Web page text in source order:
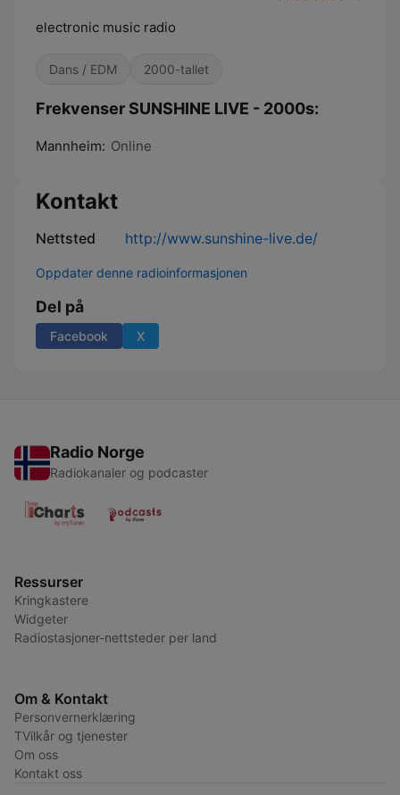
electronic music radio
Dans / EDM 2000-tallet
Frekvenser SUNSHINE LIVE - 2000s:
Mannheim: Online
Kontakt
Nettsted http://www.sunshine-live.de/
Oppdater denne radioinformasjonen
Del på
Facebook X
Radio Norge
Radiokanaler og podcaster
Ressurser
Kringkastere
Widgeter
Radiostasjoner-nettsteder per land
Om & Kontakt
Personvernerklæring
TVilkår og tjenester
Om oss
Kontakt oss